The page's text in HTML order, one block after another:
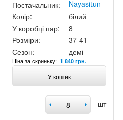
Постачальник:
Nayasitun
Колір:
білий
У коробці пар:
8
Розміри:
37-41
Сезон:
демі
Ціна за скриньку: 1 840 грн.
У кошик
шт